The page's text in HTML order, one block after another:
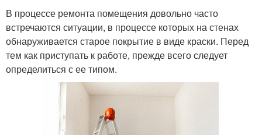
В процессе ремонта помещения довольно часто
встречаются ситуации, в процессе которых на стенах
обнаруживается старое покрытие в виде краски. Перед
тем как приступать к работе, прежде всего следует
определиться с ее типом.